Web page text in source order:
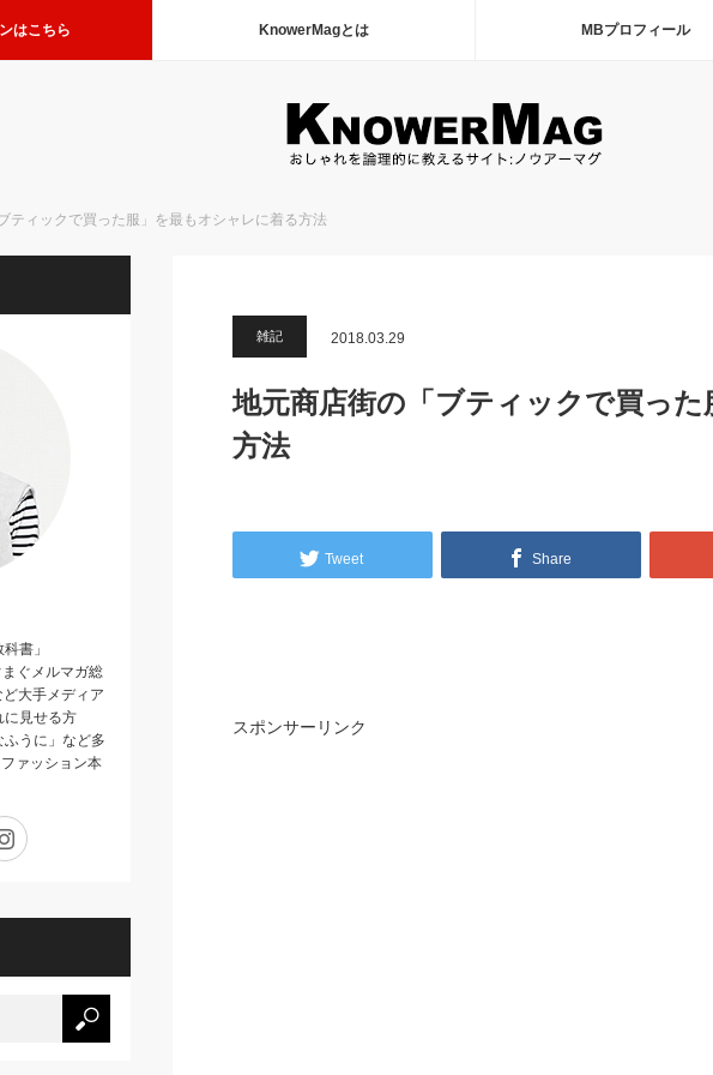
はこちら KnowerMagとは MBプロフィール
ティックで買った服」を最もオシャレに着る方法
雑記 2018.03.29
地元商店街の「ブティックで買っ
方法
Tweet Share
スポンサーリンク
書」
ぐメルマガ総
大手メディア
に見せる方
うに」など多
ァッション本